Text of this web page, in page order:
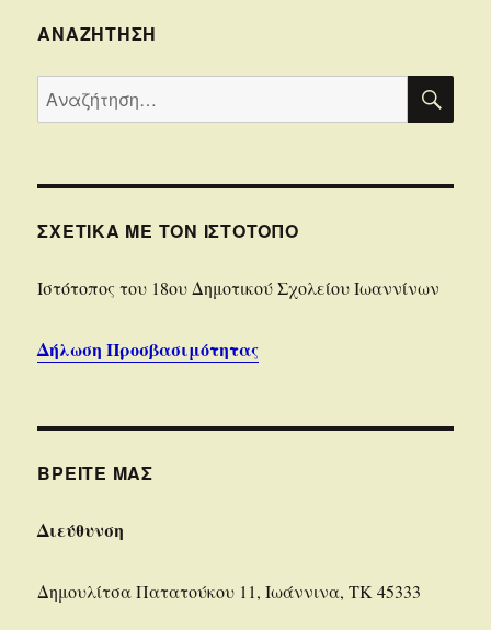
ΑΝΑΖΉΤΗΣΗ
Αναζήτηση
για:
ΣΧΕΤΙΚΆ ΜΕ ΤΟΝ ΙΣΤΌΤΟΠΟ
Iστότοπoς του 18ου Δημοτικού Σχολείου Ιωαννίνων
Δήλωση Προσβασιμότητας
ΒΡΕΊΤΕ ΜΑΣ
Διεύθυνση
Δημουλίτσα Πατατούκου 11, Ιωάννινα, ΤΚ 45333